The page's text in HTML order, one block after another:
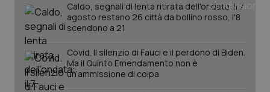
Caldo, segnali di lenta ritirata dell'ondata: il 7
agosto restano 26 città da bollino rosso, l'8
scendono a 21
Covid. Il silenzio di Fauci e il perdono di Biden.
Ma il Quinto Emendamento non è
un’ammissione di colpa
.quotidianosanita.it